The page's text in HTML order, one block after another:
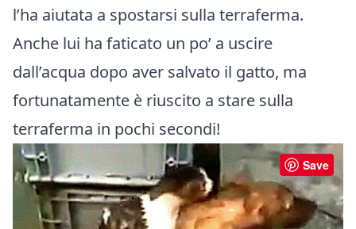
l’ha aiutata a spostarsi sulla terraferma.
Anche lui ha faticato un po’ a uscire
dall’acqua dopo aver salvato il gatto, ma
fortunatamente è riuscito a stare sulla
terraferma in pochi secondi!
Save